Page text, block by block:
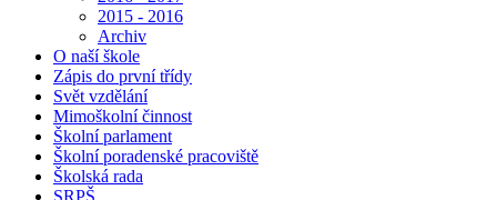
2015 - 2016
Archiv
O naší škole
Zápis do první třídy
Svět vzdělání
Mimoškolní činnost
Školní parlament
Školní poradenské pracoviště
Školská rada